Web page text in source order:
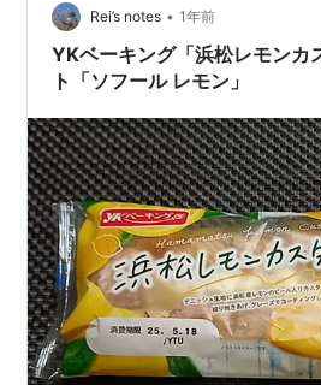
よ」と思わせるイチゴの風味が強
マりました。 レモンが発売されな
残念だけど、今度はこちらを定期
Rei’s notes • 1年前
YKベーキング「浜松レモンカ
ト「ソフール レモン」